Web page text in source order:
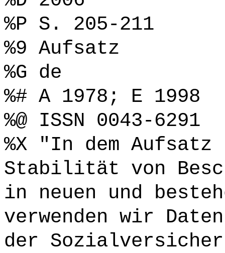
%P S. 205-211
%9 Aufsatz
%G de
%# A 1978; E 1998
%@ ISSN 0043-6291
%X "In dem
Stabilität von
in neuen und
verwenden wir
der